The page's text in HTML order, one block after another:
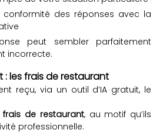
des réponses avec la
peut sembler parfaitement
incorrecte.
: les frais de restaurant
reçu, via un outil d’IA gratuit, le
frais de restaurant, au motif qu’ils
professionnelle.